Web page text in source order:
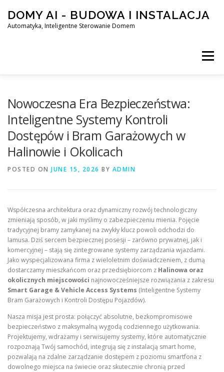
content
DOMY AI - BUDOWA I INSTALACJA
Automatyka, Inteligentne Sterowanie Domem
Menu
SMART DOM AI – AUTOMATYKA, INTELIGENTNE
BLOG KONTAKT
Nowoczesna Era Bezpieczeństwa:
Inteligentne Systemy Kontroli
Dostępów i Bram Garażowych w
Halinowie i Okolicach
POSTED ON JUNE 15, 2026 BY ADMIN
Współczesna architektura oraz dynamiczny rozwój technologiczny
zmieniają sposób, w jaki myślimy o zabezpieczeniu mienia. Pojęcie
tradycyjnej bramy zamykanej na zwykły klucz powoli odchodzi do
lamusa. Dziś sercem bezpiecznej posesji – zarówno prywatnej, jak i
komercyjnej – stają się zintegrowane systemy zarządzania wjazdami.
Jako wyspecjalizowana firma z wieloletnim doświadczeniem, z dumą
dostarczamy mieszkańcom oraz przedsiębiorcom z Halinowa oraz
okolicznych miejscowości najnowocześniejsze rozwiązania z zakresu
Smart Garage & Vehicle Access Systems (Inteligentne Systemy
Bram Garażowych i Kontroli Dostępu Pojazdów).
Nasza misja jest prosta: połączyć absolutne, bezkompromisowe
bezpieczeństwo z maksymalną wygodą codziennego użytkowania.
Projektujemy, wdrażamy i serwisujemy systemy, które automatycznie
rozpoznają Twój samochód, integrują się z instalacją smart home,
pozwalają na zdalne zarządzanie dostępem z poziomu smartfona z
dowolnego miejsca na świecie oraz skutecznie chronią przed